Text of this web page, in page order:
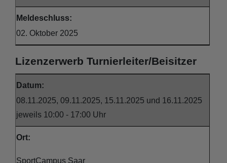
Meldeschluss:
02. Oktober 2025
Lizenzerwerb Turnierleiter/Beisitzer
Datum:
08.11.2025, 09.11.2025, 15.11.2025 und 16.11.2025
jeweils 10:00 - 17:00 Uhr
Ort:
SportCampus Saar